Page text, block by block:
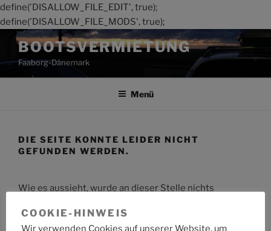
define('DISALLOW_FILE_EDIT', true);
define('DISALLOW_FILE_MODS', true);
Zum
Inhalt
springen
BOOTSVERMIETUNG
Faaborg-Dänemark
Menü
DIE SEITE KONNTE LEIDER NICHT
GEFUNDEN WERDEN.
Wie es aussieht, wurde an dieser Stelle nichts
COOKIE-HINWEIS
Wir verwenden Cookies auf unserer Website, um